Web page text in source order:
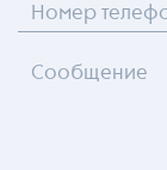
Номер
Сообщение